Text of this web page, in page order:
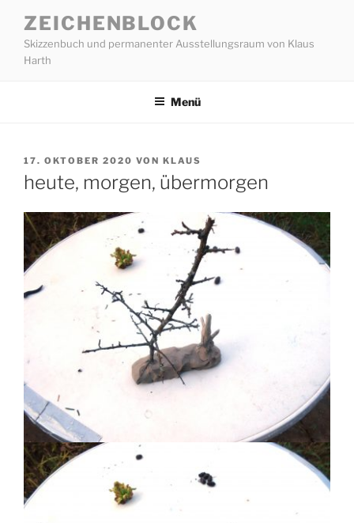
Inhalt
springen
ZEICHENBLOCK
Skizzenbuch und permanenter Ausstellungsraum von Klaus
Harth
Menü
VERÖFFENTLICHT
AM
17. OKTOBER 2020 VON KLAUS
heute, morgen, übermorgen